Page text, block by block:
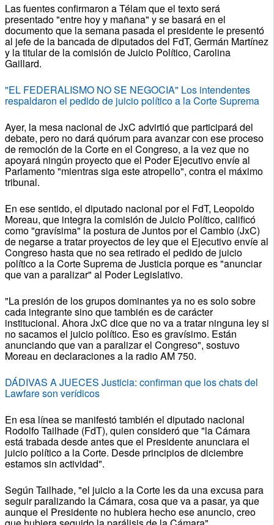
Las fuentes confirmaron a Télam que el texto será
presentado "entre hoy y mañana" y se basará en el
documento que la semana pasada el presidente le presentó
al jefe de la bancada de diputados del FdT, Germán Martínez
y la titular de la comisión de Juicio Político, Carolina
Gaillard.
"EL FEDERALISMO NO SE NEGOCIA" Los intendentes
respaldaron el pedido de juicio político a la Corte Suprema
Ayer, la mesa nacional de JxC advirtió que participará del
debate, pero no dará quórum para avanzar con ese proceso
de remoción de la Corte en el Congreso, a la vez que no
apoyará ningún proyecto que el Poder Ejecutivo envíe al
Parlamento "mientras siga este atropello", contra el máximo
tribunal.
En ese sentido, el diputado nacional por el FdT, Leopoldo
Moreau, que integra la comisión de Juicio Político, calificó
como "gravísima" la postura de Juntos por el Cambio (JxC)
de negarse a tratar proyectos de ley que el Ejecutivo envíe al
Congreso hasta que no sea retirado el pedido de juicio
político a la Corte Suprema de Justicia porque es "anunciar
que van a paralizar" al Poder Legislativo.
"La presión de los grupos dominantes ya no es solo sobre
cada integrante sino que también es de carácter
institucional. Ahora JxC dice que no va a tratar ninguna ley si
no sacamos el juicio político. Eso es gravísimo. Están
anunciando que van a paralizar el Congreso", sostuvo
Moreau en declaraciones a la radio AM 750.
DÁDIVAS A JUECES Justicia: confirman que los chats del
Lawfare son verídicos
En esa línea se manifestó también el diputado nacional
Rodolfo Tailhade (FdT), quien consideró que "la Cámara
está trabada desde antes que el Presidente anunciara el
juicio político a la Corte. Desde principios de diciembre
estamos sin actividad".
Según Tailhade, "el juicio a la Corte les da una excusa para
seguir paralizando la Cámara, cosa que va a pasar, ya que
aunque el Presidente no hubiera hecho ese anuncio, creo